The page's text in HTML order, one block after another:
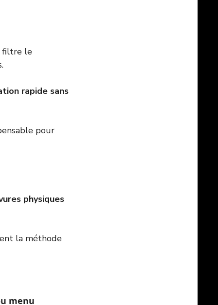
filtre le
rapide sans
pour
physiques
la méthode
menu